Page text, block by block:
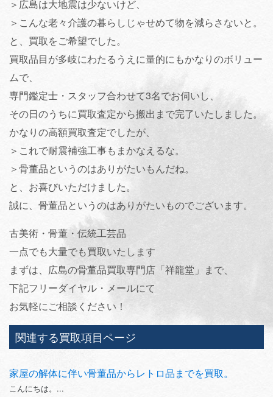
＞広島は大地震は少ないけど、
＞こんな老々介護の暮らしじゃせめて物を減らさないと。
と、買取をご希望でした。
買取品目が多岐にわたるうえに量的にもかなりのボリュー
ムで、
専門鑑定士・スタッフ合わせて3名でお伺いし、
その日のうちに買取査定から搬出まで完了いたしました。
かなりの高額買取査定でしたが、
＞これで耐震補強工事もまかなえるな。
＞骨董品というのはありがたいもんだね。
と、お喜びいただけました。
誠に、骨董品というのはありがたいものでございます。
古美術・骨董・伝統工芸品
一点でも大量でも買取いたします
まずは、広島の骨董品買取専門店「祥龍堂」まで、
下記フリーダイヤル・メールにて
お気軽にご相談ください！
関連する買取項目ページ
家屋の解体に伴い骨董品からレトロ品までを買取。
こんにちは。...